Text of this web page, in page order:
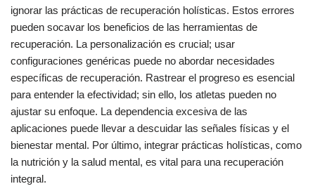
ignorar las prácticas de recuperación holísticas. Estos errores
pueden socavar los beneficios de las herramientas de
recuperación. La personalización es crucial; usar
configuraciones genéricas puede no abordar necesidades
específicas de recuperación. Rastrear el progreso es esencial
para entender la efectividad; sin ello, los atletas pueden no
ajustar su enfoque. La dependencia excesiva de las
aplicaciones puede llevar a descuidar las señales físicas y el
bienestar mental. Por último, integrar prácticas holísticas, como
la nutrición y la salud mental, es vital para una recuperación
integral.